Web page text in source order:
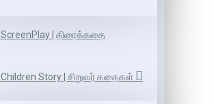
ScreenPlay | திரைக்கதை
Children Story | சிறுவர் கதைகள்